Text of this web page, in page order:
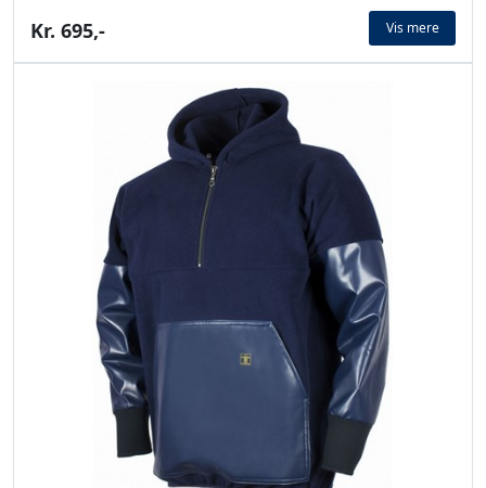
Kr. 695,-
Vis mere